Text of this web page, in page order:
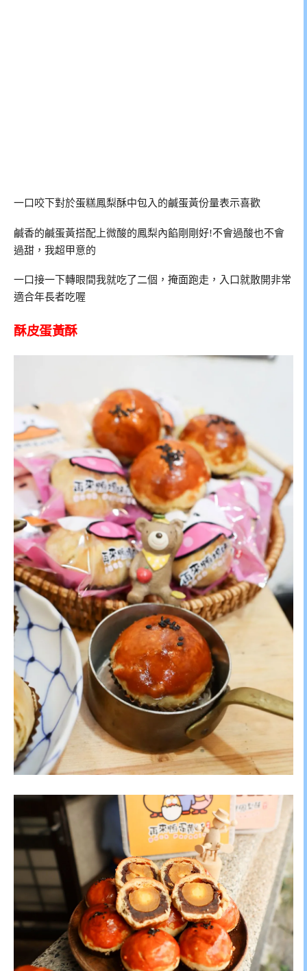
一口咬下對於蛋糕鳳梨酥中包入的鹹蛋黃份量表示喜歡
鹹香的鹹蛋黃搭配上微酸的鳳梨內餡剛剛好!不會過酸也不會
過甜，我超甲意的
一口接一下轉眼間我就吃了二個，掩面跑走，入口就散開非常
適合年長者吃喔
酥皮蛋黃酥